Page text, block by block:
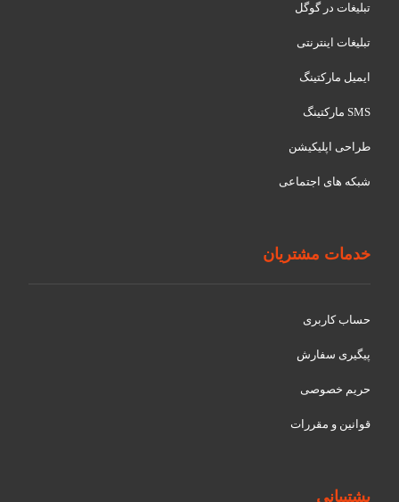
تبلیغات در گوگل
تبلیغات اینترنتی
ایمیل مارکتینگ
SMS مارکتینگ
طراحی اپلیکیشن
شبکه های اجتماعی
خدمات مشتریان
حساب کاربری
پیگیری سفارش
حریم خصوصی
قوانین و مقررات
پشتیبانی